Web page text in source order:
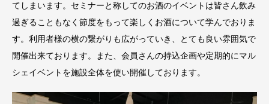
てしまいます。セミナーと称してのお酒のイベントは皆さん飲み
過ぎることもなく節度をもって楽しくお酒について学んでおりま
す。利用者様の横の繋がりも広がっていき、とても良い雰囲気で
開催出来ております。また、会員さんの持込企画や定期的にマル
シェイベントを施設全体を使い開催しております。